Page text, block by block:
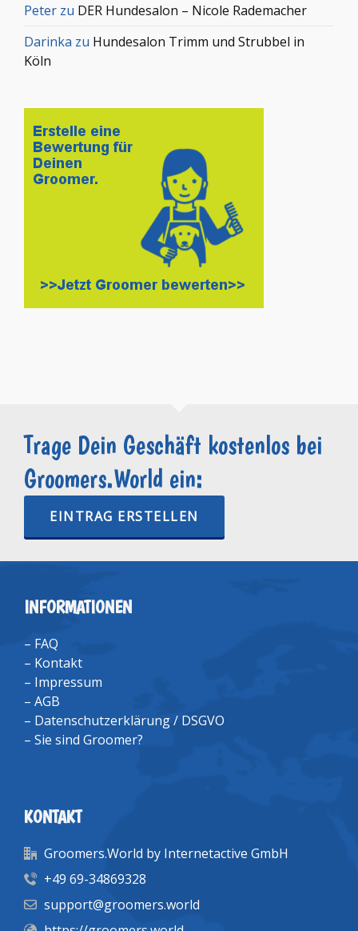
Peter zu DER Hundesalon – Nicole Rademacher
Darinka zu Hundesalon Trimm und Strubbel in
Köln
Trage Dein Geschäft kostenlos bei
Groomers.World ein:
EINTRAG ERSTELLEN
INFORMATIONEN
– FAQ
– Kontakt
– Impressum
– AGB
– Datenschutzerklärung / DSGVO
– Sie sind Groomer?
KONTAKT
Groomers.World by Internetactive GmbH
+49 69-34869328
support@groomers.world